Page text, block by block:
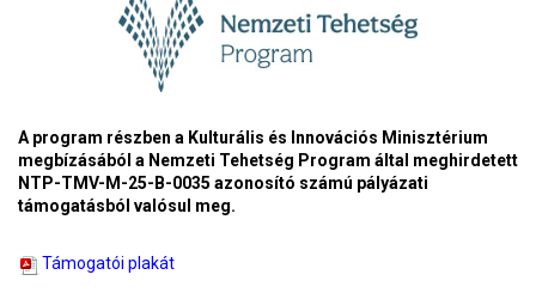
A program részben a Kulturális és Innovációs Minisztérium
megbízásából a Nemzeti Tehetség Program által meghirdetett
NTP-TMV-M-25-B-0035 azonosító számú pályázati
támogatásból valósul meg.
Támogatói plakát